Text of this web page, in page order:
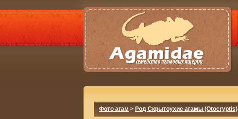
Фото агам > Род Скрытоухие агамы (Otocryptis)